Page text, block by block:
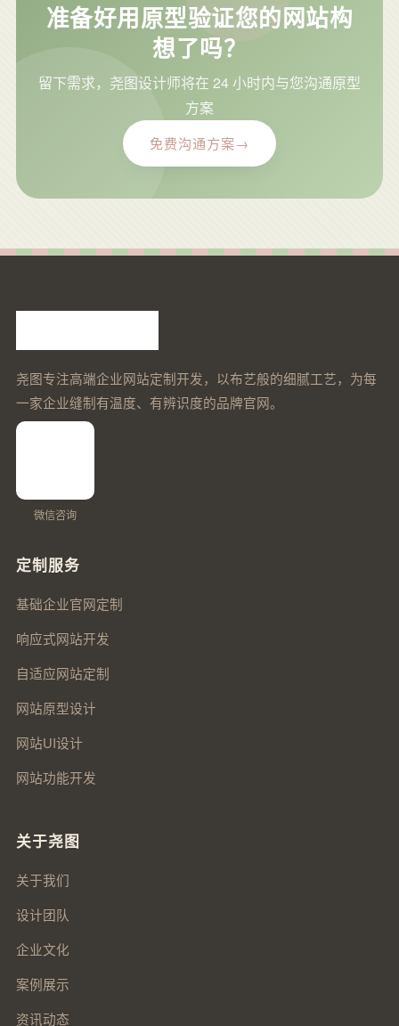
准备好用原型验证您的网站构
想了吗？
留下需求，尧图设计师将在 24 小时内与您沟通原型
方案
免费沟通方案→
尧图专注高端企业网站定制开发，以布艺般的细腻工艺，为每
一家企业缝制有温度、有辨识度的品牌官网。
微信咨询
定制服务
基础企业官网定制
响应式网站开发
自适应网站定制
网站原型设计
网站UI设计
网站功能开发
关于尧图
关于我们
设计团队
企业文化
案例展示
资讯动态